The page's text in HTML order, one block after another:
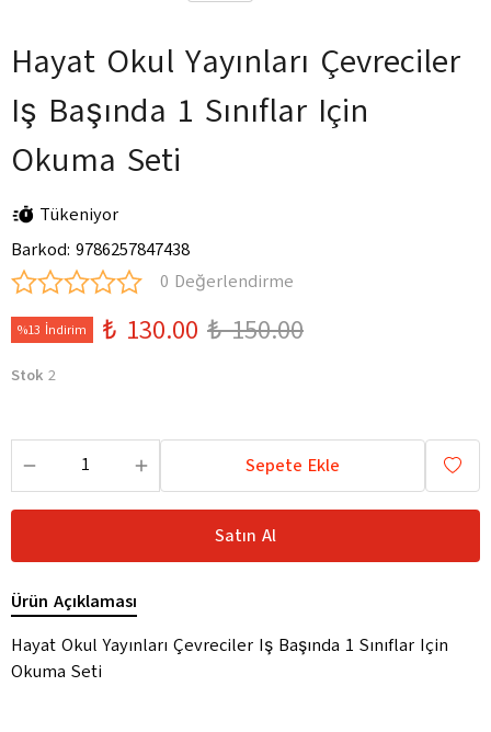
Hayat Okul Yayınları Çevreciler
Iş Başında 1 Sınıflar Için
Okuma Seti
Tükeniyor
Barkod: 9786257847438
0 Değerlendirme
%13 İndirim ₺ 130.00 ₺ 150.00
Stok 2
Sepete Ekle
Satın Al
Ürün Açıklaması
Hayat Okul Yayınları Çevreciler Iş Başında 1 Sınıflar Için
Okuma Seti